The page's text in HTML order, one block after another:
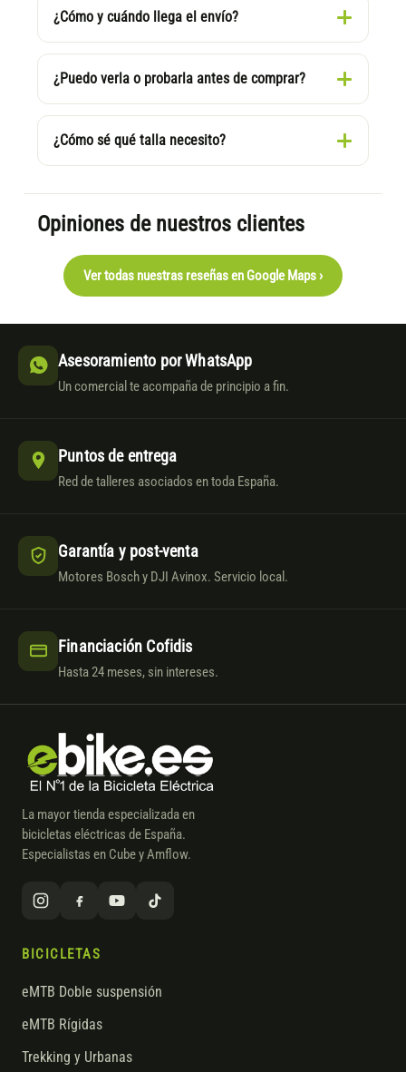
¿Cómo y cuándo llega el envío?
¿Puedo verla o probarla antes de comprar?
¿Cómo sé qué talla necesito?
Opiniones de nuestros clientes
Ver todas nuestras reseñas en Google Maps ›
Asesoramiento por WhatsApp
Un comercial te acompaña de principio a fin.
Puntos de entrega
Red de talleres asociados en toda España.
Garantía y post-venta
Motores Bosch y DJI Avinox. Servicio local.
Financiación Cofidis
Hasta 24 meses, sin intereses.
La mayor tienda especializada en
bicicletas eléctricas de España.
Especialistas en Cube y Amflow.
BICICLETAS
eMTB Doble suspensión
eMTB Rígidas
Trekking y Urbanas